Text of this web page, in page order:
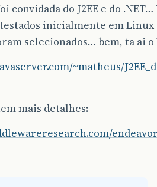
convidada do J2EE e do
inicialmente em Linux
selecionados… bem, ta ai o
~matheus/
mais detalhes: